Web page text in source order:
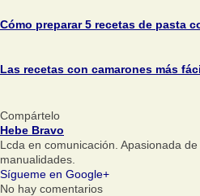
Cómo preparar 5 recetas de pasta
Las recetas con camarones más
Compártelo
Hebe Bravo
Lcda en comunicación. Apasionada
manualidades.
Sígueme en Google+
No hay comentarios